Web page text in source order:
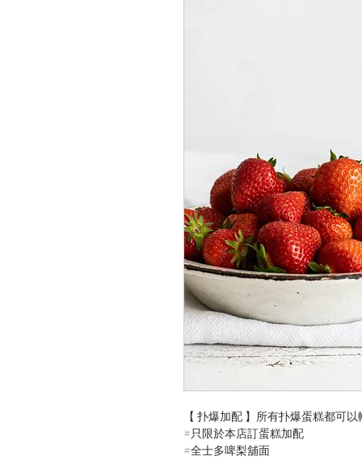
【 扑爆加配 】所有扑爆蛋糕都可
#只限於本店訂蛋糕加配​​​
#全士多啤梨舖面